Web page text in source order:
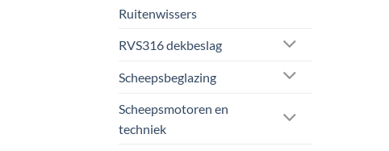
Ruitenwissers
RVS316 dekbeslag
Scheepsbeglazing
Scheepsmotoren en
techniek